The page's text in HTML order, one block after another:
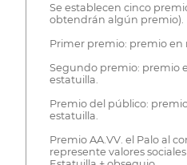
Se establecen cinco
obtendrán algún premio).
Primer premio: premio en
Segundo premio: premio
estatuilla.
Premio del público:
estatuilla.
Premio AA.VV. el Palo al
represente valores